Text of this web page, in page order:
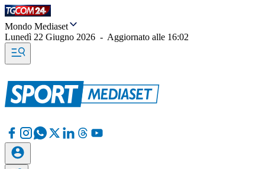
Mondo Mediaset
Lunedì 22 Giugno 2026 - Aggiornato alle 16:02